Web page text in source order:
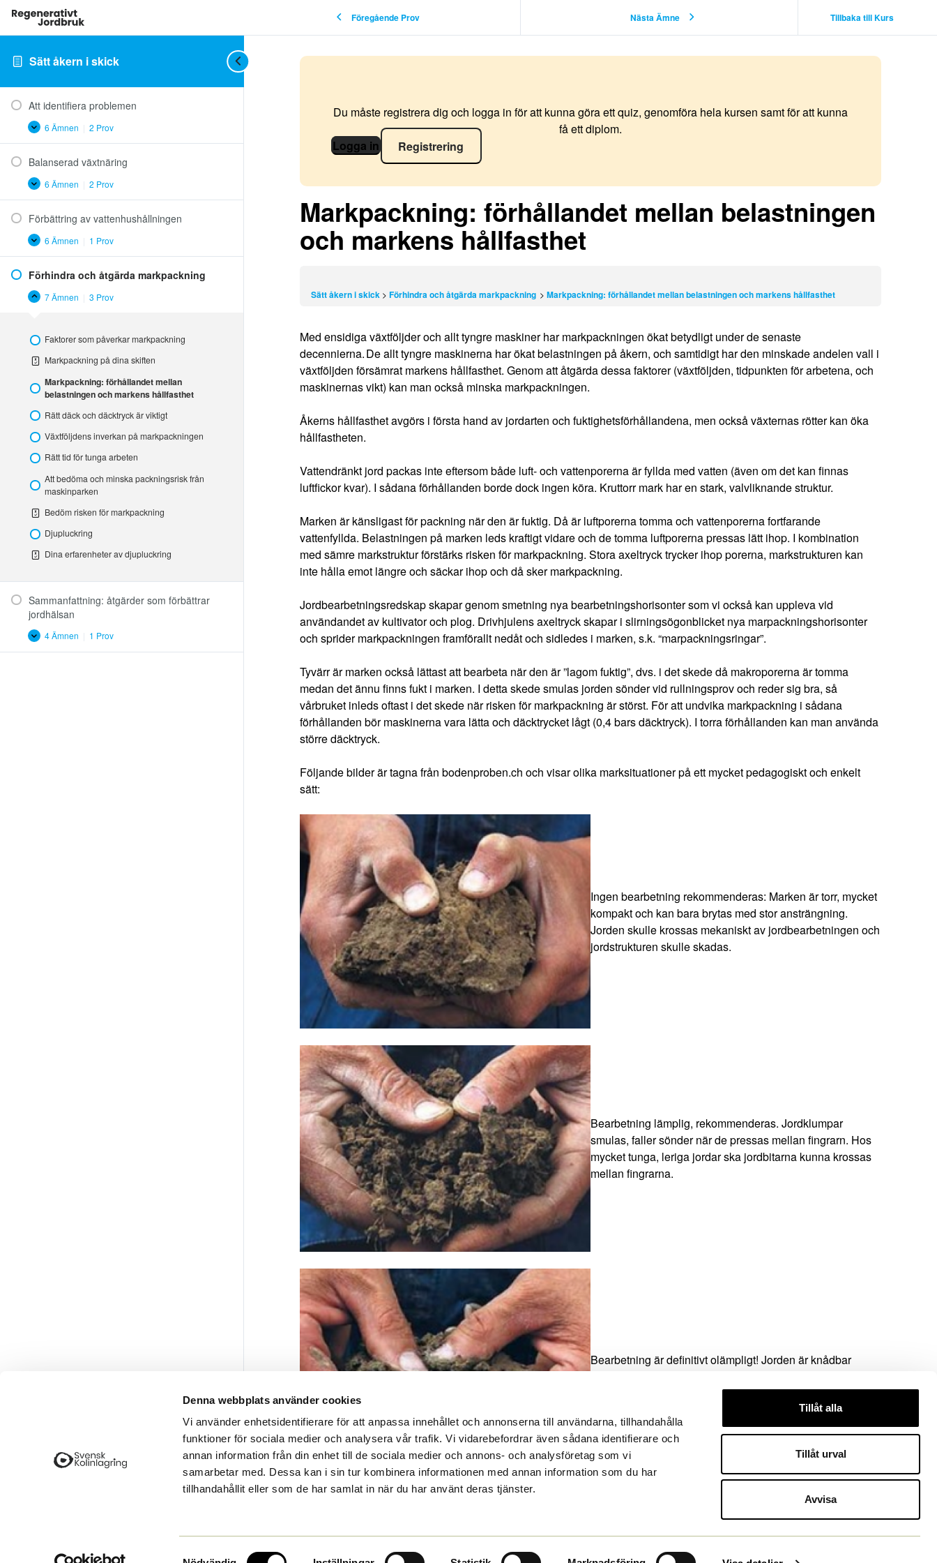
Denna webbplats använder cookies
Vi använder enhetsidentifierare för att anpassa innehållet och annonserna till användarna, tillhandahålla
funktioner för sociala medier och analysera vår trafik. Vi vidarebefordrar även sådana identifierare och
annan information från din enhet till de sociala medier och annons- och analysföretag som vi
samarbetar med. Dessa kan i sin tur kombinera informationen med annan information som du har
tillhandahållit eller som de har samlat in när du har använt deras tjänster.
Samtyckesval
Tillåt alla
Tillåt urval
Avvisa
Sätt åkern i skick
Att identifiera problemen
Expandera
Att
identifiera
6 Ämnen | 2 Prov
Balanserad växtnäring
Expandera
Balanserad
växtnäring
6 Ämnen | 2 Prov
Förbättring av vattenhushållningen
Expandera
Förbättring
av
6 Ämnen | 1 Prov
Förhindra och åtgärda markpackning
Minimera
Förhindra
markpackning
7 Ämnen | 3 Prov
Faktorer som påverkar markpackning
Markpackning på dina skiften
Markpackning: förhållandet mellan
belastningen och markens hållfasthet
Rätt däck och däcktryck är viktigt
Växtföljdens inverkan på markpackningen
Rätt tid för tunga arbeten
Att bedöma och minska packningsrisk från
maskinparken
Bedöm risken för markpackning
Djupluckring
Dina erfarenheter av djupluckring
Sammanfattning: åtgärder som förbättrar
jordhälsan
Expandera
Sammanfattning:
åtgärder
4 Ämnen | 1 Prov
Föregående Prov Nästa Ämne Tillbaka till Kurs
Du måste registrera dig och logga in för att kunna göra ett quiz, genomföra hela kursen samt för att kunna
få ett diplom.
Logga in
Registrering
Markpackning: förhållandet mellan belastningen
och markens hållfasthet
Sätt åkern i skick Förhindra och åtgärda markpackning Markpackning: förhållandet mellan belastningen och markens hållfasthet
Med ensidiga växtföljder och allt tyngre maskiner har markpackningen ökat betydligt under de senaste
decennierna. De allt tyngre maskinerna har ökat belastningen på åkern, och samtidigt har den minskade andelen vall i
växtföljden försämrat markens hållfasthet. Genom att åtgärda dessa faktorer (växtföljden, tidpunkten för arbetena, och
maskinernas vikt) kan man också minska markpackningen.
Åkerns hållfasthet avgörs i första hand av jordarten och fuktighetsförhållandena, men också växternas rötter kan öka
hållfastheten.
Vattendränkt jord packas inte eftersom både luft- och vattenporerna är fyllda med vatten (även om det kan finnas
luftfickor kvar). I sådana förhållanden borde dock ingen köra. Kruttorr mark har en stark, valvliknande struktur.
Marken är känsligast för packning när den är fuktig. Då är luftporerna tomma och vattenporerna fortfarande
vattenfyllda. Belastningen på marken leds kraftigt vidare och de tomma luftporerna pressas lätt ihop. I kombination
med sämre markstruktur förstärks risken för markpackning. Stora axeltryck trycker ihop porerna, markstrukturen kan
inte hålla emot längre och säckar ihop och då sker markpackning.
Jordbearbetningsredskap skapar genom smetning nya bearbetningshorisonter som vi också kan uppleva vid
användandet av kultivator och plog. Drivhjulens axeltryck skapar i slirningsögonblicket nya marpackningshorisonter
och sprider markpackningen framförallt nedåt och sidledes i marken, s.k. “marpackningsringar”.
Tyvärr är marken också lättast att bearbeta när den är ”lagom fuktig”, dvs. i det skede då makroporerna är tomma
medan det ännu finns fukt i marken. I detta skede smulas jorden sönder vid rullningsprov och reder sig bra, så
vårbruket inleds oftast i det skede när risken för markpackning är störst. För att undvika markpackning i sådana
förhållanden bör maskinerna vara lätta och däcktrycket lågt (0,4 bars däcktryck). I torra förhållanden kan man använda
större däcktryck.
Följande bilder är tagna från bodenproben.ch och visar olika marksituationer på ett mycket pedagogiskt och enkelt
sätt:
Ingen bearbetning rekommenderas: Marken är torr, mycket
kompakt och kan bara brytas med stor ansträngning.
Jorden skulle krossas mekaniskt av jordbearbetningen och
jordstrukturen skulle skadas.
Bearbetning lämplig, rekommenderas. Jordklumpar
smulas, faller sönder när de pressas mellan fingrarn. Hos
mycket tunga, leriga jordar ska jordbitarna kunna krossas
mellan fingrarna.
Bearbetning är definitivt olämpligt! Jorden är knådbar
Nästa Ämne